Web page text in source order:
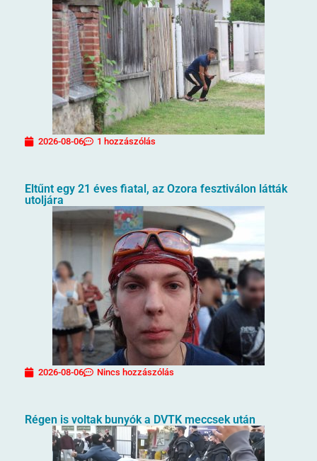
2026-08-06 1 hozzászólás
Eltűnt egy 21 éves fiatal, az Ozora fesztiválon látták
utoljára
2026-08-06 Nincs hozzászólás
Régen is voltak bunyók a DVTK meccsek után